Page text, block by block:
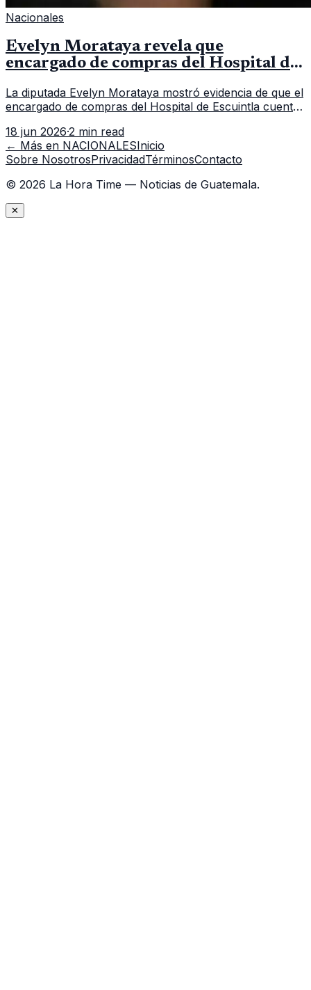
Nacionales
Evelyn Morataya revela que
encargado de compras del Hospital de
La diputada Evelyn Morataya mostró evidencia de que el
encargado de compras del Hospital de Escuintla cuenta
capacitación en la capital.
18 jun 2026·2 min read
← Más en NACIONALESInicio
Sobre NosotrosPrivacidadTérminosContacto
© 2026 La Hora Time — Noticias de Guatemala.